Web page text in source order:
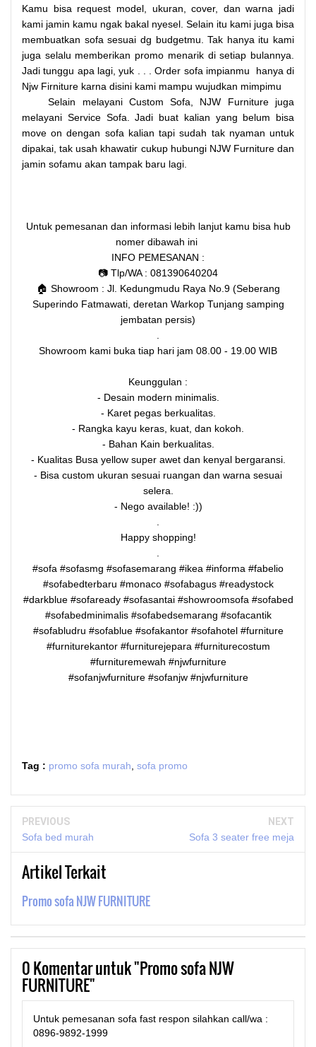
Kamu bisa request model, ukuran, cover, dan warna jadi
kami jamin kamu ngak bakal nyesel. Selain itu kami juga bisa
membuatkan sofa sesuai dg budgetmu. Tak hanya itu kami
juga selalu memberikan promo menarik di setiap bulannya.
Jadi tunggu apa lagi, yuk . . . Order sofa impianmu hanya di
Njw Firniture karna disini kami mampu wujudkan mimpimu
Selain melayani Custom Sofa, NJW Furniture juga
melayani Service Sofa. Jadi buat kalian yang belum bisa
move on dengan sofa kalian tapi sudah tak nyaman untuk
dipakai, tak usah khawatir cukup hubungi NJW Furniture dan
jamin sofamu akan tampak baru lagi.
Untuk pemesanan dan informasi lebih lanjut kamu bisa hub
nomer dibawah ini
INFO PEMESANAN :
📷 Tlp/WA : 081390640204
🏠 Showroom : Jl. Kedungmudu Raya No.9 (Seberang
Superindo Fatmawati, deretan Warkop Tunjang samping
jembatan persis)
Showroom kami buka tiap hari jam 08.00 - 19.00 WIB
Keunggulan :
- Desain modern minimalis.
- Karet pegas berkualitas.
- Rangka kayu keras, kuat, dan kokoh.
- Bahan Kain berkualitas.
- Kualitas Busa yellow super awet dan kenyal bergaransi.
- Bisa custom ukuran sesuai ruangan dan warna sesuai
selera.
- Nego available! :))
Happy shopping!
#sofa #sofasmg #sofasemarang #ikea #informa #fabelio
#sofabedterbaru #monaco #sofabagus #readystock
#darkblue #sofaready #sofasantai #showroomsofa #sofabed
#sofabedminimalis #sofabedsemarang #sofacantik
#sofabludru #sofablue #sofakantor #sofahotel #furniture
#furniturekantor #furniturejepara #furniturecostum
#furnituremewah #njwfurniture
#sofanjwfurniture #sofanjw #njwfurniture
Tag : promo sofa murah sofa promo
PREVIOUS
Sofa bed murah
NEXT
Sofa 3 seater free meja
Artikel Terkait
Promo sofa NJW FURNITURE
0Komentar untuk "Promo sofa NJW
FURNITURE"
Untuk pemesanan sofa fast respon silahkan call/wa :
0896-9892-1999